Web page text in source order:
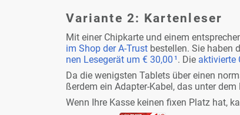
Va­ri­an­te 2: Kar­ten­le­ser
Mit ei­ner Chip­kar­te und ei­nem
im Shop der A-Trust be­stel­len. Sie ha­ben
nen Le­se­ge­rät um € 30,00 ¹. Die ak­ti­vier­te
Da die we­nigs­ten Ta­blets über ei­nen
ßer­dem ein Ad­ap­ter-Ka­bel, das un­ter dem
Wenn Ih­re Kas­se kei­nen fi­xen Platz hat,